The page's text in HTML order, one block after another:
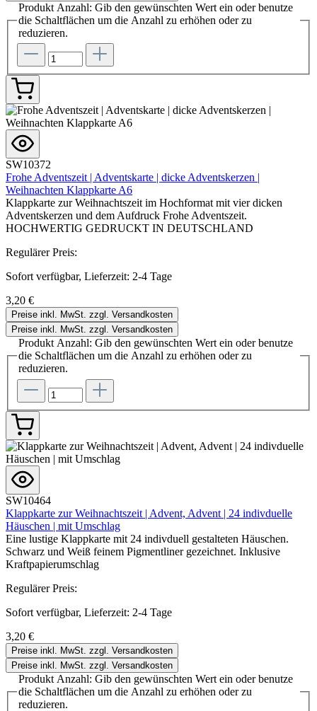
Produkt Anzahl: Gib den gewünschten Wert ein oder benutze
die Schaltflächen um die Anzahl zu erhöhen oder zu
reduzieren.
SW10372
Frohe Adventszeit | Adventskarte | dicke Adventskerzen |
Weihnachten Klappkarte A6
Klappkarte zur Weihnachtszeit im Hochformat mit vier dicken
Adventskerzen und dem Aufdruck Frohe Adventszeit.
HOCHWERTIG GEDRUCKT IN DEUTSCHLAND
Regulärer Preis:
Sofort verfügbar, Lieferzeit: 2-4 Tage
3,20 €
Preise inkl. MwSt. zzgl. Versandkosten
Preise inkl. MwSt. zzgl. Versandkosten
Produkt Anzahl: Gib den gewünschten Wert ein oder benutze
die Schaltflächen um die Anzahl zu erhöhen oder zu
reduzieren.
SW10464
Klappkarte zur Weihnachtszeit | Advent, Advent | 24 indivduelle
Häuschen | mit Umschlag
Eine lustige Klappkarte mit 24 indivduell gestalteten Häuschen.
Schwarz und Weiß feinem Pigmentliner gezeichnet. Inklusive
Kraftpapierumschlag
Regulärer Preis:
Sofort verfügbar, Lieferzeit: 2-4 Tage
3,20 €
Preise inkl. MwSt. zzgl. Versandkosten
Preise inkl. MwSt. zzgl. Versandkosten
Produkt Anzahl: Gib den gewünschten Wert ein oder benutze
die Schaltflächen um die Anzahl zu erhöhen oder zu
reduzieren.